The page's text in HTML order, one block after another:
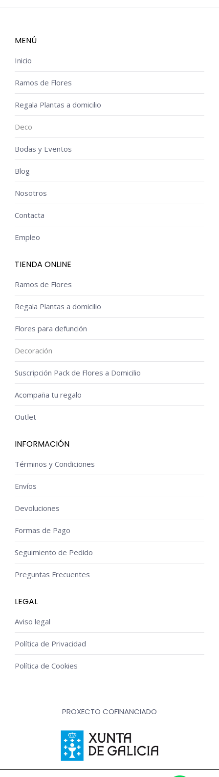
MENÚ
Inicio
Ramos de Flores
Regala Plantas a domicilio
Deco
Bodas y Eventos
Blog
Nosotros
Contacta
Empleo
TIENDA ONLINE
Ramos de Flores
Regala Plantas a domicilio
Flores para defunción
Decoración
Suscripción Pack de Flores a Domicilio
Acompaña tu regalo
Outlet
INFORMACIÓN
Términos y Condiciones
Envíos
Devoluciones
Formas de Pago
Seguimiento de Pedido
Preguntas Frecuentes
LEGAL
Aviso legal
Política de Privacidad
Política de Cookies
PROXECTO COFINANCIADO